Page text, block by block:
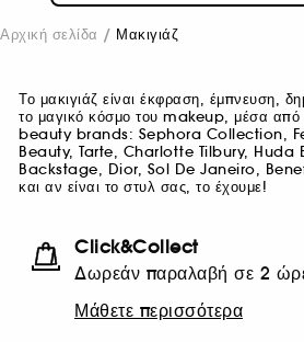
Αρχική σελίδα Μακιγιάζ
Το μακιγιάζ είναι έκφραση, έμπνευση,
το μαγικό κόσμο του makeup, μέσα
beauty brands: Sephora Collection,
Beauty, Tarte, Charlotte Tilbury, Huda
Backstage, Dior, Sol De Janeiro,
και αν είναι το στυλ σας, το έχουμε!
Click&Collect
Δωρεάν παραλαβή σε 2
Μάθετε περισσότερα